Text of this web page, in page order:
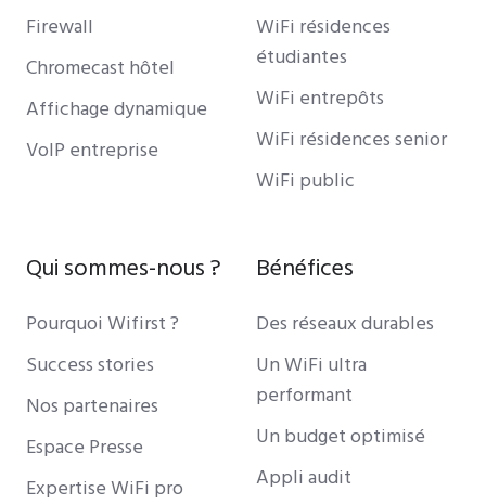
Firewall
Chromecast hôtel
Affichage dynamique
VoIP entreprise
WiFi résidences
étudiantes
WiFi entrepôts
WiFi résidences senior
WiFi public
Qui sommes-nous ?
Pourquoi Wifirst ?
Success stories
Nos partenaires
Espace Presse
Expertise WiFi pro
Bénéfices
Des réseaux durables
Un WiFi ultra
performant
Un budget optimisé
Appli audit